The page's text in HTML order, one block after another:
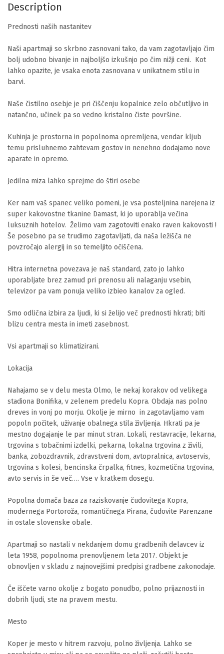
Description
Prednosti naših nastanitev
Naši apartmaji so skrbno zasnovani tako, da vam zagotavljajo čim
bolj udobno bivanje in najboljšo izkušnjo po čim nižji ceni.  Kot
lahko opazite, je vsaka enota zasnovana v unikatnem stilu in
barvi.
Naše čistilno osebje je pri čiščenju kopalnice zelo občutljivo in
natančno, učinek pa so vedno kristalno čiste površine.
Kuhinja je prostorna in popolnoma opremljena, vendar kljub
temu prisluhnemo zahtevam gostov in nenehno dodajamo nove
aparate in opremo.
Jedilna miza lahko sprejme do štiri osebe
Ker nam vaš spanec veliko pomeni, je vsa posteljnina narejena iz
super kakovostne tkanine Damast, ki jo uporablja večina
luksuznih hotelov.  Želimo vam zagotoviti enako raven kakovosti !
Še posebno pa se trudimo zagotavljati, da naša ležišča ne
povzročajo alergij in so temeljito očiščena.
Hitra internetna povezava je naš standard, zato jo lahko
uporabljate brez zamud pri prenosu ali nalaganju vsebin,
televizor pa vam ponuja veliko izbieo kanalov za ogled.
Smo odlična izbira za ljudi, ki si želijo več prednosti hkrati; biti
blizu centra mesta in imeti zasebnost.
Vsi apartmaji so klimatizirani.
Lokacija
Nahajamo se v delu mesta Olmo, le nekaj korakov od velikega
stadiona Bonifika, v zelenem predelu Kopra. Obdaja nas polno
dreves in vonj po morju. Okolje je mirno  in zagotavljamo vam
popoln počitek, uživanje obalnega stila življenja. Hkrati pa je
mestno dogajanje le par minut stran. Lokali, restavracije, lekarna,
trgovina s tobačnimi izdelki, pekarna, lokalna trgovina z živili,
banka, zobozdravnik, zdravstveni dom, avtopralnica, avtoservis,
trgovina s kolesi, bencinska črpalka, fitnes, kozmetična trgovina,
avto servis in še več…. Vse v kratkem dosegu.
Popolna domača baza za raziskovanje čudovitega Kopra,
modernega Portoroža, romantičnega Pirana, čudovite Parenzane
in ostale slovenske obale.
Apartmaji so nastali v nekdanjem domu gradbenih delavcev iz
leta 1958, popolnoma prenovljenem leta 2017. Objekt je
obnovljen v skladu z najnovejšimi predpisi gradbene zakonodaje.
Če iščete varno okolje z bogato ponudbo, polno prijaznosti in
dobrih ljudi, ste na pravem mestu.
Mesto
Koper je mesto v hitrem razvoju, polno življenja. Lahko se